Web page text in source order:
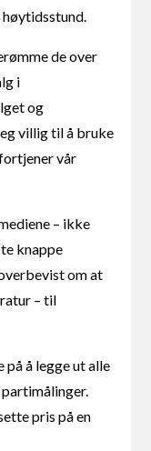
de over
i
og
villig til å bruke
vår
– ikke
knappe
om at
– til
på å legge ut alle
pris på en